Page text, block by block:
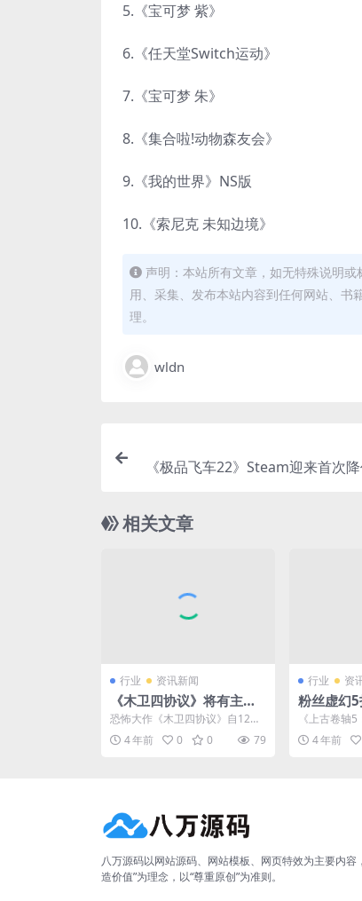
5.《宝可梦 紫》
6.《任天堂Switch运动》
7.《宝可梦 朱》
8.《集合啦!动物森友会》
9.《我的世界》NS版
10.《索尼克 未知边境》
声明：本站所有文章，如无特殊说明
用、采集、发布本站内容到任何网站、书
理。
wldn
《极品飞车22》Steam迎来首次
相关文章
行业 资讯新闻
《木卫四协议》将有主机
版补丁推出 光追问题正在
解决
恐怖大作《木卫四协议》自12月
2日上线以来，因为卡顿问题收到
大量差评，但官方也做...
4 年前 0 0 79
行业 资
粉丝虚幻
5》晨星
《上古卷轴
1年11月11
度过了其11
4 年前
八万源码以网站源码、网站模板、网页特效为主要内容
造价值”为理念，以“尊重原创”为准则。